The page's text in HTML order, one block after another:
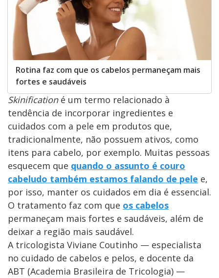
Rotina faz com que os cabelos permaneçam mais
fortes e saudáveis
Skinificationé um termo relacionado à
tendência de incorporar ingredientes e
cuidados com a pele em produtos que,
tradicionalmente, não possuem ativos, como
itens para cabelo, por exemplo. Muitas pessoas
esquecem que quando o assunto é couro
cabeludo também estamos falando de pele e,
por isso, manter os cuidados em dia é essencial.
O tratamento faz com que os cabelos
permaneçam mais fortes e saudáveis, além de
deixar a região mais saudável.
A tricologista Viviane Coutinho — especialista
no cuidado de cabelos e pelos, e docente da
ABT (Academia Brasileira de Tricologia) —